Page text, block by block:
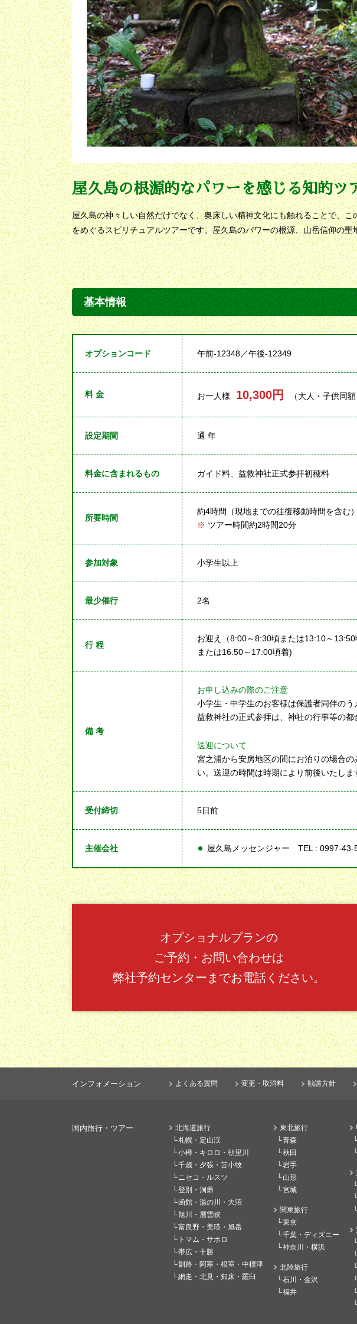
屋久島の根源的なパワーを感じる知的ツ
屋久島の神々しい自然だけでなく、奥床しい精神文化にも触れることで、
をめぐるスピリチュアルツアーです。屋久島のパワーの根源、山岳信仰の
基本情報
オプションコード 午前-12348／午後-12349
料 金 お一人様 10,300円 （大人・子供同額
設定期間 通 年
料金に含まれるもの ガイド料、益救神社正式参拝初穂料
所要時間
約4時間（現地までの往復移動時間を含む）
※ ツアー時間約2時間20分
参加対象 小学生以上
最少催行 2名
行 程
お迎え（8:00～8:30頃または13:10～13:50
または16:50～17:00頃着)
備 考
お申し込みの際のご注意
小学生・中学生のお客様は保護者同伴のう
益救神社の正式参拝は、神社の行事等の
送迎について
宮之浦から安房地区の間にお泊りの場合
い。送迎の時間は時期により前後いたし
受付締切 5日前
主催会社 屋久島メッセンジャー TEL : 0997-43-
オプショナルプランの
ご予約・お問い合わせは
弊社予約センターまでお電話ください。